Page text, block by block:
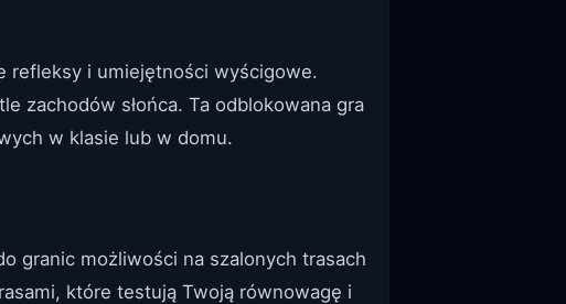
refleksy i umiejętności wyścigowe.
zachodów słońca. Ta odblokowana gra
w klasie lub w domu.
granic możliwości na szalonych trasach
które testują Twoją równowagę i